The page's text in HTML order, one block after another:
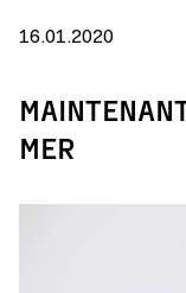
16.01.2020
MER